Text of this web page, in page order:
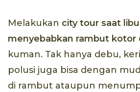
Melakukan city tour saat
menyebabkan rambut kotor
kuman. Tak hanya debu,
polusi juga bisa dengan
di rambut ataupun